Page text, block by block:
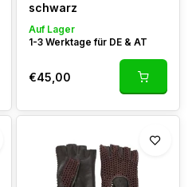
schwarz
Auf Lager
1-3 Werktage für DE & AT
€45,00